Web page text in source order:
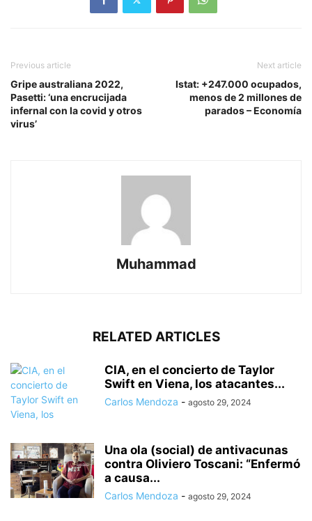
Previous article
Gripe australiana 2022,
Pasetti: ‘una encrucijada
infernal con la covid y otros
virus’
Next article
Istat: +247.000 ocupados,
menos de 2 millones de
parados – Economía
Muhammad
RELATED ARTICLES
CIA, en el concierto de Taylor
Swift en Viena, los atacantes...
Carlos Mendoza - agosto 29, 2024
Una ola (social) de antivacunas
contra Oliviero Toscani: “Enfermó
a causa...
Carlos Mendoza - agosto 29, 2024